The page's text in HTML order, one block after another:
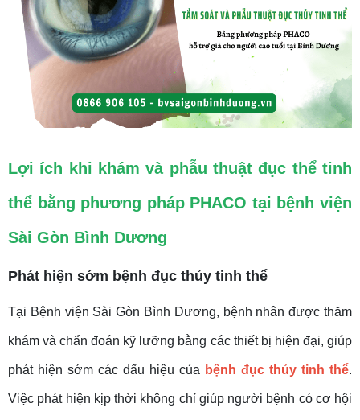
Lợi ích khi khám và phẫu thuật đục thể tinh
thể bằng phương pháp PHACO tại bệnh viện
Sài Gòn Bình Dương
Phát hiện sớm bệnh đục thủy tinh thể
Tại Bệnh viện Sài Gòn Bình Dương, bệnh nhân được thăm
khám và chẩn đoán kỹ lưỡng bằng các thiết bị hiện đại, giúp
phát hiện sớm các dấu hiệu của bệnh đục thủy tinh thể.
Việc phát hiện kịp thời không chỉ giúp người bệnh có cơ hội